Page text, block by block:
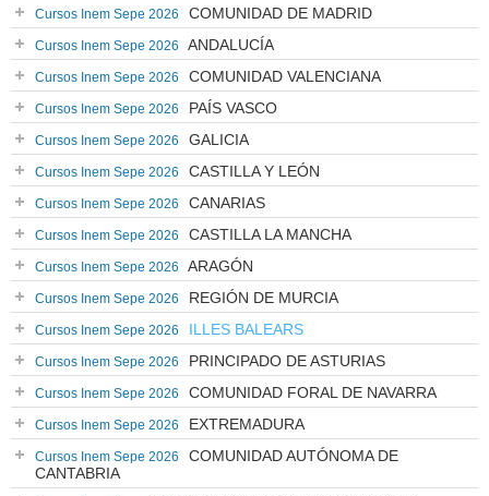
Cursos Inem Sepe 2026 COMUNIDAD DE MADRID
Cursos Inem Sepe 2026 ANDALUCÍA
Cursos Inem Sepe 2026 COMUNIDAD VALENCIANA
Cursos Inem Sepe 2026 PAÍS VASCO
Cursos Inem Sepe 2026 GALICIA
Cursos Inem Sepe 2026 CASTILLA Y LEÓN
Cursos Inem Sepe 2026 CANARIAS
Cursos Inem Sepe 2026 CASTILLA LA MANCHA
Cursos Inem Sepe 2026 ARAGÓN
Cursos Inem Sepe 2026 REGIÓN DE MURCIA
Cursos Inem Sepe 2026 ILLES BALEARS
Cursos Inem Sepe 2026 PRINCIPADO DE ASTURIAS
Cursos Inem Sepe 2026 COMUNIDAD FORAL DE NAVARRA
Cursos Inem Sepe 2026 EXTREMADURA
Cursos Inem Sepe 2026
COMUNIDAD AUTÓNOMA DE
CANTABRIA